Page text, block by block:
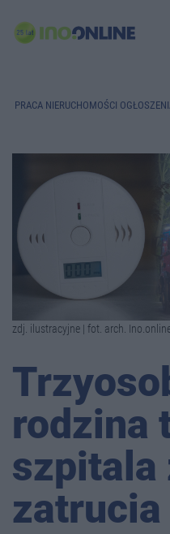
PRACA NIERUCHOMOŚCI
zdj. ilustracyjne | fot. arch.
rodzina
szpitala
zatrucia